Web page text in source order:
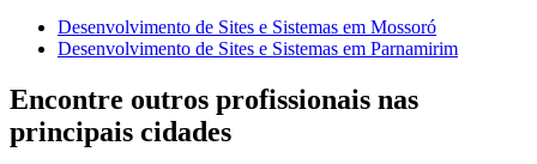
Desenvolvimento de Sites e Sistemas em Mossoró
Desenvolvimento de Sites e Sistemas em Parnamirim
Encontre outros profissionais nas
principais cidades